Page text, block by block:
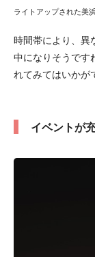
ライトアップされた美
時間帯により、異
中になりそうです
れてみてはいかが
イベントが